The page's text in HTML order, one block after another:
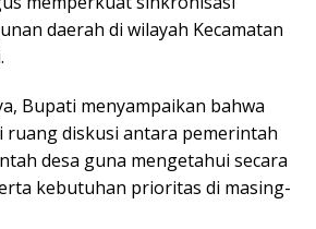
daerah di wilayah Kecamatan
Bupati menyampaikan bahwa
ruang diskusi antara pemerintah
desa guna mengetahui secara
kebutuhan prioritas di masing-